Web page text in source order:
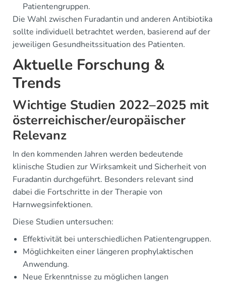
Patientengruppen.
Die Wahl zwischen Furadantin und anderen Antibiotika
sollte individuell betrachtet werden, basierend auf der
jeweiligen Gesundheitssituation des Patienten.
Aktuelle Forschung &
Trends
Wichtige Studien 2022–2025 mit
österreichischer/europäischer
Relevanz
In den kommenden Jahren werden bedeutende
klinische Studien zur Wirksamkeit und Sicherheit von
Furadantin durchgeführt. Besonders relevant sind
dabei die Fortschritte in der Therapie von
Harnwegsinfektionen.
Diese Studien untersuchen:
Effektivität bei unterschiedlichen Patientengruppen.
Möglichkeiten einer längeren prophylaktischen
Anwendung.
Neue Erkenntnisse zu möglichen langen